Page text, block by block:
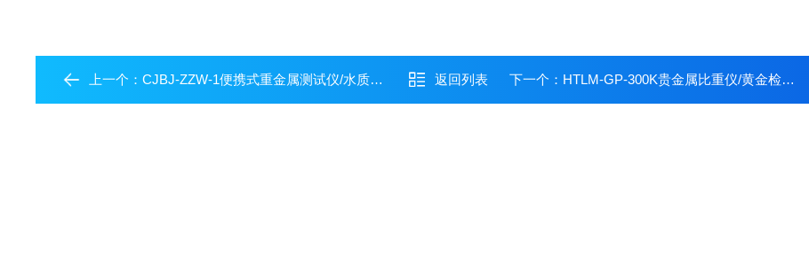
上一个：CJBJ-ZZW-1便携式重金属测试仪/水质重金属测定仪 返回列表 下一个： HTLM-GP-300K贵金属比重仪/黄金检测仪厂家/黄金纯度仪